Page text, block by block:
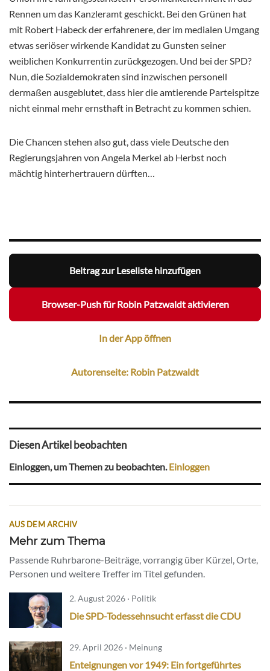
Rennen um das Kanzleramt geschickt. Bei den Grünen hat
mit Robert Habeck der erfahrenere, der im medialen Umgang
etwas seriöser wirkende Kandidat zu Gunsten seiner
weiblichen Konkurrentin zurückgezogen. Und bei der SPD?
Nun, die Sozialdemokraten sind inzwischen personell
dermaßen ausgeblutet, dass hier die amtierende Parteispitze
nicht einmal mehr ernsthaft in Betracht zu kommen schien.
Die Chancen stehen also gut, dass viele Deutsche den
Regierungsjahren von Angela Merkel ab Herbst noch
mächtig hinterhertrauern dürften…
Beitrag zur Leseliste hinzufügen
Browser-Push für Robin Patzwaldt aktivieren
In der App öffnen
Autorenseite: Robin Patzwaldt
Diesen Artikel beobachten
Einloggen, um Themen zu beobachten.Einloggen
AUS DEM ARCHIV
Mehr zum Thema
Passende Ruhrbarone-Beiträge, vorrangig über Kürzel, Orte,
Personen und weitere Treffer im Titel gefunden.
2. August 2026 · Politik
Die SPD-Todessehnsucht erfasst die CDU
29. April 2026 · Meinung
Enteignungen vor 1949: Ein fortgeführtes